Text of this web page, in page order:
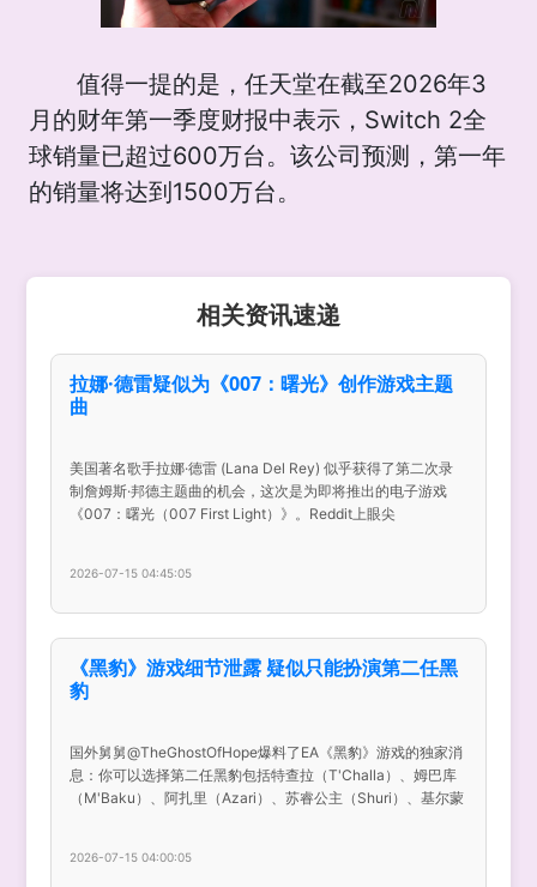
值得一提的是，任天堂在截至2026年3
月的财年第一季度财报中表示，Switch 2全
球销量已超过600万台。该公司预测，第一年
的销量将达到1500万台。
相关资讯速递
拉娜·德雷疑似为《007：曙光》创作游戏主题
曲
美国著名歌手拉娜·德雷 (Lana Del Rey) 似乎获得了第二次录
制詹姆斯·邦德主题曲的机会，这次是为即将推出的电子游戏
《007：曙光（007 First Light）》。Reddit上眼尖
2026-07-15 04:45:05
《黑豹》游戏细节泄露 疑似只能扮演第二任黑
豹
国外舅舅@TheGhostOfHope爆料了EA《黑豹》游戏的独家消
息：你可以选择第二任黑豹包括特查拉（T'Challa）、姆巴库
（M'Baku）、阿扎里（Azari）、苏睿公主（Shuri）、基尔蒙
2026-07-15 04:00:05